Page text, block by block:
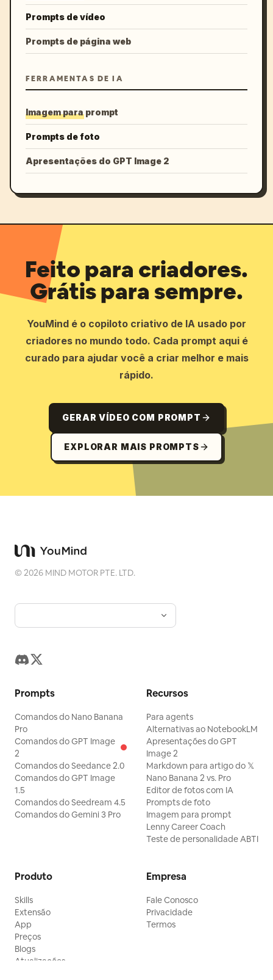
Prompts de vídeo
Prompts de página web
FERRAMENTAS DE IA
Imagem para prompt
Prompts de foto
Apresentações do GPT Image 2
Feito para criadores.
Grátis para sempre.
YouMind é o copiloto criativo de IA usado por
criadores no mundo todo. Cada prompt aqui é
curado para ajudar você a criar melhor e mais
rápido.
GERAR VÍDEO COM PROMPT
EXPLORAR MAIS PROMPTS
©2026 MIND MOTOR PTE. LTD.
Prompts
Comandos do Nano Banana
Pro
Comandos do GPT Image
2
Comandos do Seedance 2.0
Comandos do GPT Image
1.5
Comandos do Seedream 4.5
Comandos do Gemini 3 Pro
Recursos
Para agents
Alternativas ao NotebookLM
Apresentações do GPT
Image 2
Markdown para artigo do 𝕏
Nano Banana 2 vs. Pro
Editor de fotos com IA
Prompts de foto
Imagem para prompt
Lenny Career Coach
Teste de personalidade ABTI
Produto
Skills
Extensão
App
Preços
Blogs
Atualizações
Empresa
Fale Conosco
Privacidade
Termos